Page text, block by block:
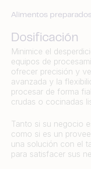
Alimentos preparados
Dosificación
Minimice el
equipos de
ofrecer precisión y
avanzada y la
procesar de forma
crudas o cocinadas
Tanto si su negocio
como si es un
una solución con el
para satisfacer sus